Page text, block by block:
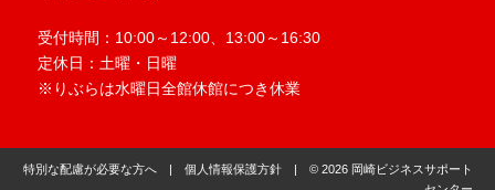
受付時間：10:00～12:00、13:00～16:30
定休日：土曜・日曜
※りぶらは水曜日全館休館につき休業
特別な配慮が必要な方へ | 個人情報保護方針 | © 2026 岡崎ビジネスサポート